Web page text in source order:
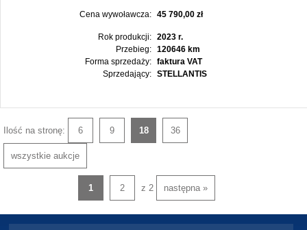
Cena wywoławcza: 45 790,00 zł
Rok produkcji:
2023 r.
Przebieg:
120646 km
Forma sprzedaży:
faktura VAT
Sprzedający:
STELLANTIS
Ilość na stronę: 6 9 18 36
wszystkie aukcje
1 2 z 2 następna »